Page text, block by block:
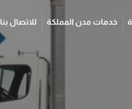
خدمات مدن المملكة للاتصال بنا